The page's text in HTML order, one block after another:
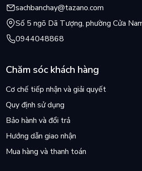
sachbanchay@tazano.com
Số 5 ngõ Dã Tượng, phường Cửa
0944048868
Chăm sóc khách hàng
Cơ chế tiếp nhận và giải quyết
Quy định sử dụng
Bảo hành và đổi trả
Hướng dẫn giao nhận
Mua hàng và thanh toán